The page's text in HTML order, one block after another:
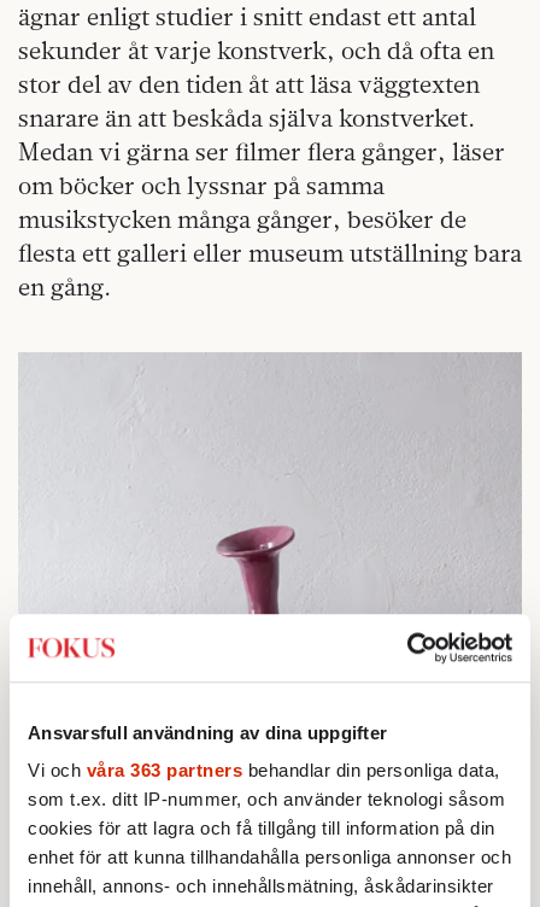
Ansvarsfull användning av dina uppgifter
Vi och våra 363 partners behandlar din personliga data,
som t.ex. ditt IP-nummer, och använder teknologi såsom
cookies för att lagra och få tillgång till information på din
enhet för att kunna tillhandahålla personliga annonser och
innehåll, annons- och innehållsmätning, åskådarinsikter
ägnar enligt studier i snitt endast ett antal
sekunder åt varje konstverk, och då ofta en
stor del av den tiden åt att läsa väggtexten
snarare än att beskåda själva konstverket.
Medan vi gärna ser filmer flera gånger, läser
om böcker och lyssnar på samma
musikstycken många gånger, besöker de
flesta ett galleri eller museum utställning bara
en gång.